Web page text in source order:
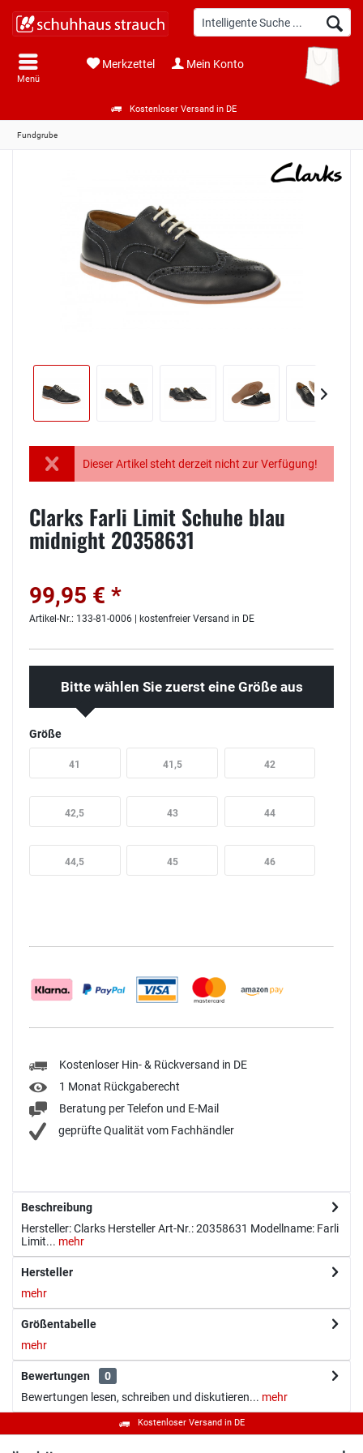
Kostenloser Versand in DE
Menü
Merkzettel Mein Konto
Fundgrube
Dieser Artikel steht derzeit nicht zur Verfügung!
Clarks Farli Limit Schuhe blau
midnight 20358631
99,95 € *
Artikel-Nr.: 133-81-0006 | kostenfreier Versand in DE
Bitte wählen Sie zuerst eine Größe aus
Größe
41 41,5 42
42,5 43 44
44,5 45 46
Kostenloser Hin- & Rückversand in DE
1 Monat Rückgaberecht
Beratung per Telefon und E-Mail
geprüfte Qualität vom Fachhändler
Beschreibung
Hersteller: Clarks Hersteller Art-Nr.: 20358631 Modellname: Farli
Limit... mehr
Hersteller
mehr
Größentabelle
mehr
Bewertungen
0
Bewertungen lesen, schreiben und diskutieren... mehr
Kostenloser Versand in DE